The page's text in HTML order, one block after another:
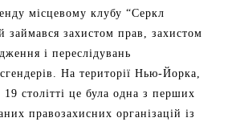
місцевому клубу “Серкл
займався захистом прав, захистом
і переслідувань
На території Нью-Йорка,
столітті це була одна з перших
правозахисних організацій із